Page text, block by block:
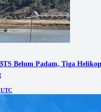
Belum Padam, Tiga